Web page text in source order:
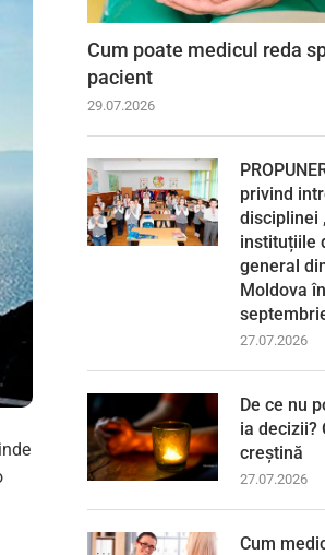
Cum poate medicul reda
pacient
29.07.2026
privind
disciplinei
instituțiile
general
Moldova
27.07.2026
De ce nu
ia decizii?
creștină
27.07.2026
Cum